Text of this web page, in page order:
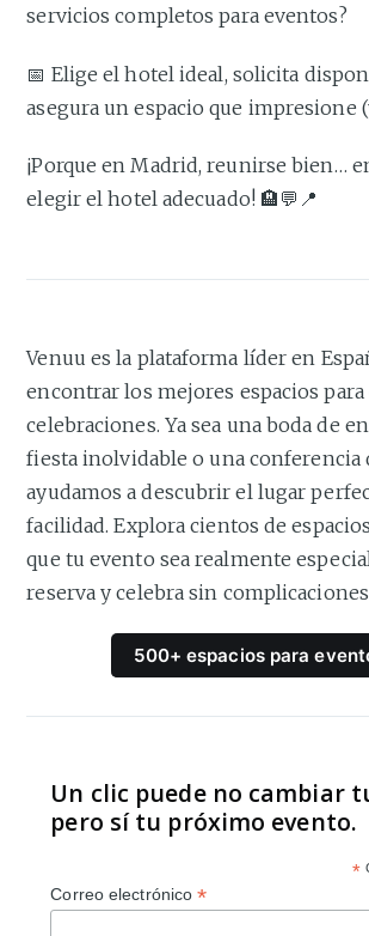
servicios completos para eventos?
📅 Elige el hotel ideal, solicita
asegura un espacio que impresione
¡Porque en Madrid, reunirse bien…
elegir el hotel adecuado! 🏨💬📍
Venuu es la plataforma líder en
encontrar los mejores espacios
celebraciones. Ya sea una boda de
fiesta inolvidable o una conferencia
ayudamos a descubrir el lugar
facilidad. Explora cientos de
que tu evento sea realmente
reserva y celebra sin
500+ espacios para
Un clic puede no cambiar
pero sí tu próximo evento.
*
Correo electrónico*